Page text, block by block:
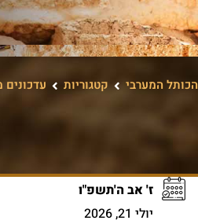
הכותל המערבי קטגוריות
ז' אב ה'תשפ"ו
יולי 21, 2026